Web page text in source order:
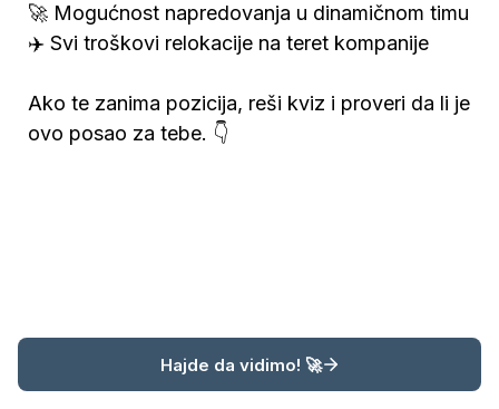
🚀 Mogućnost napredovanja u dinamičnom timu
✈️ Svi troškovi relokacije na teret kompanije
Ako te zanima pozicija, reši kviz i proveri da li je
ovo posao za tebe. 👇
Hajde da vidimo! 🚀